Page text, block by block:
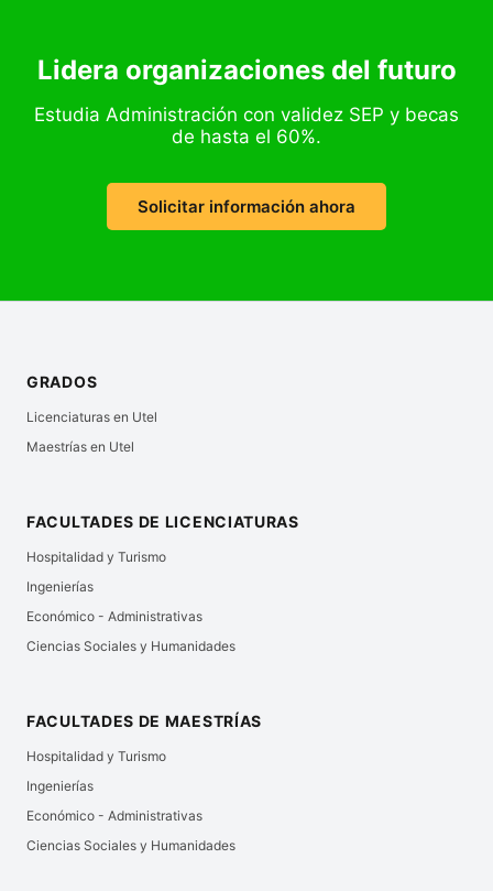
Lidera organizaciones del futuro
Estudia Administración con validez SEP y becas
de hasta el 60%.
Solicitar información ahora
GRADOS
Licenciaturas en Utel
Maestrías en Utel
FACULTADES DE LICENCIATURAS
Hospitalidad y Turismo
Ingenierías
Económico - Administrativas
Ciencias Sociales y Humanidades
FACULTADES DE MAESTRÍAS
Hospitalidad y Turismo
Ingenierías
Económico - Administrativas
Ciencias Sociales y Humanidades